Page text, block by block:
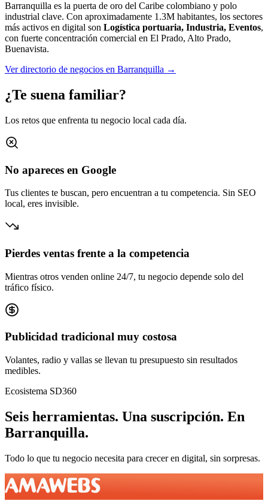
Barranquilla es la puerta de oro del Caribe colombiano y polo
industrial clave. Con aproximadamente 1.3M habitantes, los sectores
más activos en digital son Logística portuaria, Industria, Eventos,
con fuerte concentración comercial en El Prado, Alto Prado,
Buenavista.
Ver directorio de negocios en Barranquilla →
¿Te suena familiar?
Los retos que enfrenta tu negocio local cada día.
No apareces en Google
Tus clientes te buscan, pero encuentran a tu competencia. Sin SEO
local, eres invisible.
Pierdes ventas frente a la competencia
Mientras otros venden online 24/7, tu negocio depende solo del
tráfico físico.
Publicidad tradicional muy costosa
Volantes, radio y vallas se llevan tu presupuesto sin resultados
medibles.
Ecosistema SD360
Seis herramientas. Una suscripción. En
Barranquilla.
Todo lo que tu negocio necesita para crecer en digital, sin sorpresas.